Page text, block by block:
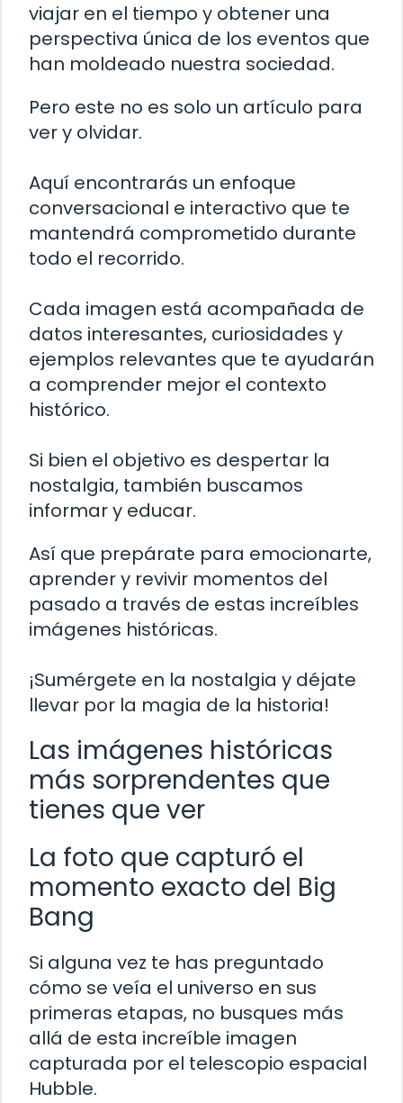
viajar en el tiempo y obtener una
perspectiva única de los eventos que
han moldeado nuestra sociedad.
Pero este no es solo un artículo para
ver y olvidar.
Aquí encontrarás un enfoque
conversacional e interactivo que te
mantendrá comprometido durante
todo el recorrido.
Cada imagen está acompañada de
datos interesantes, curiosidades y
ejemplos relevantes que te ayudarán
a comprender mejor el contexto
histórico.
Si bien el objetivo es despertar la
nostalgia, también buscamos
informar y educar.
Así que prepárate para emocionarte,
aprender y revivir momentos del
pasado a través de estas increíbles
imágenes históricas.
¡Sumérgete en la nostalgia y déjate
llevar por la magia de la historia!
Las imágenes históricas
más sorprendentes que
tienes que ver
La foto que capturó el
momento exacto del Big
Bang
Si alguna vez te has preguntado
cómo se veía el universo en sus
primeras etapas, no busques más
allá de esta increíble imagen
capturada por el telescopio espacial
Hubble.